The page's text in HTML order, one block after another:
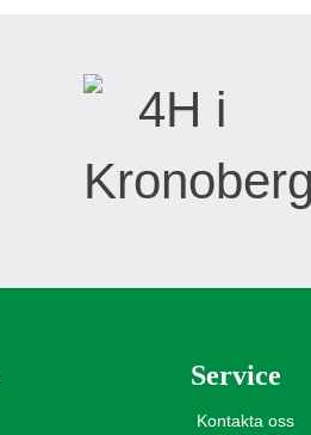
Service
Kontakta oss